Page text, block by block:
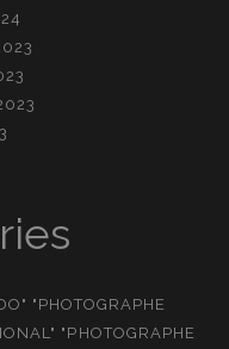
"PHOTOGRAPHE
"PHOTOGRAPHE